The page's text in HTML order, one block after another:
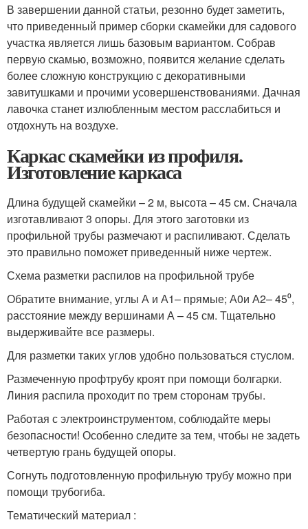
В завершении данной статьи, резонно будет заметить,
что приведенный пример сборки скамейки для садового
участка является лишь базовым вариантом. Собрав
первую скамью, возможно, появится желание сделать
более сложную конструкцию с декоративными
завитушками и прочими усовершенствованиями. Дачная
лавочка станет излюбленным местом расслабиться и
отдохнуть на воздухе.
Каркас скамейки из профиля.
Изготовление каркаса
Длина будущей скамейки – 2 м, высота – 45 см. Сначала
изготавливают 3 опоры. Для этого заготовки из
профильной трубы размечают и распиливают. Сделать
это правильно поможет приведенный ниже чертеж.
Схема разметки распилов на профильной трубе
Обратите внимание, углы А и А1– прямые; А0и А2– 45⁰,
расстояние между вершинами А – 45 см. Тщательно
выдерживайте все размеры.
Для разметки таких углов удобно пользоваться стуслом.
Размеченную профтрубу кроят при помощи болгарки.
Линия распила проходит по трем сторонам трубы.
Работая с электроинструментом, соблюдайте меры
безопасности! Особенно следите за тем, чтобы не задеть
четвертую грань будущей опоры.
Согнуть подготовленную профильную трубу можно при
помощи трубогиба.
Тематический материал :